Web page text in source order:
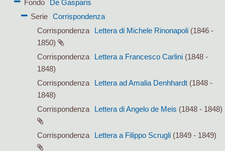
Fondo
De Gasparis
Serie Corrispondenza
Corrispondenza
Lettera di Michele Rinonapoli (1846 -
1850)
Corrispondenza
Lettera a Francesco Carlini (1848 -
1848)
Corrispondenza
Lettera ad Amalia Denhhardt (1848 -
1848)
Corrispondenza
Lettera di Angelo de Meis (1848 - 1848)
Corrispondenza Lettera a Filippo Scrugli (1849 - 1849)